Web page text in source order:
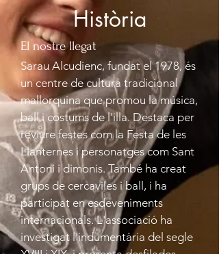
Història
El nostre llegat
Sarau Alcudienc, fundat el 1978, és
un centre de cultura tradicional
mallorquina que promou la música,
ball i costums de l'illa. Destaca per
reviure festes com la Festa de les
Llanternes i personatges com Sant
Antoni i dimonis. També ha creat
grups de cercaviles i ball, i ha
participat en esdeveniments
internacionals. L'associació ha
investigat l'indumentària del segle